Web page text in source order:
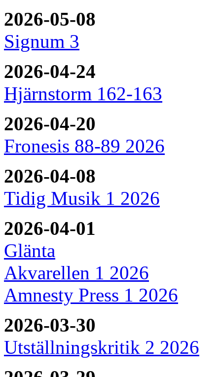
2026-05-08
Signum 3
2026-04-24
Hjärnstorm 162-163
2026-04-20
Fronesis 88-89 2026
2026-04-08
Tidig Musik 1 2026
2026-04-01
Glänta
Akvarellen 1 2026
Amnesty Press 1 2026
2026-03-30
Utställningskritik 2 2026